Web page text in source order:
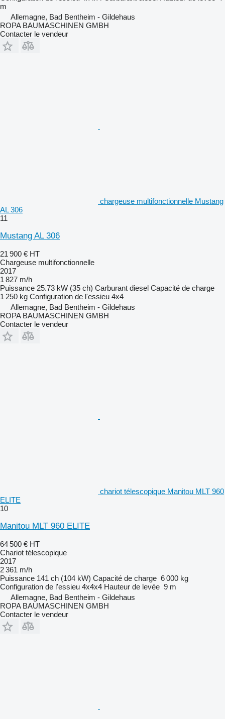
m
Allemagne, Bad Bentheim - Gildehaus
ROPA BAUMASCHINEN GMBH
Contacter le vendeur
chargeuse multifonctionnelle Mustang
AL 306
11
Mustang AL 306
21 900 € HT
Chargeuse multifonctionnelle
2017
1 827 m/h
Puissance 25.73 kW (35 ch) Carburant diesel Capacité de charge
1 250 kg Configuration de l'essieu 4x4
Allemagne, Bad Bentheim - Gildehaus
ROPA BAUMASCHINEN GMBH
Contacter le vendeur
chariot télescopique Manitou MLT 960
ELITE
10
Manitou MLT 960 ELITE
64 500 € HT
Chariot télescopique
2017
2 361 m/h
Puissance 141 ch (104 kW) Capacité de charge 6 000 kg
Configuration de l'essieu 4x4x4 Hauteur de levée 9 m
Allemagne, Bad Bentheim - Gildehaus
ROPA BAUMASCHINEN GMBH
Contacter le vendeur